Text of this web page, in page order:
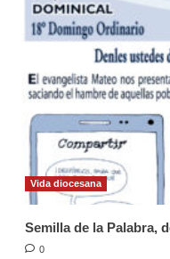
Vida diocesana
Semilla de la Palabra,
0